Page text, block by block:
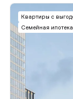
Квартиры с
Семейная